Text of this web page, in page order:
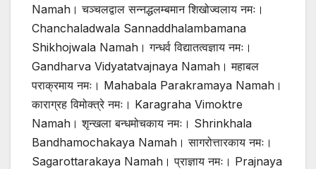
Namah। चञ्चलद्वाल सन्नद्धलम्बमान शिखोज्वलाय नमः।
Chanchaladwala Sannaddhalambamana
Shikhojwala Namah। गन्धर्व विद्यातत्वज्ञाय नमः।
Gandharva Vidyatatvajnaya Namah। महाबल
पराक्रमाय नमः। Mahabala Parakramaya Namah।
काराग्रह विमोक्त्रे नमः। Karagraha Vimoktre
Namah। शृन्खला बन्धमोचकाय नमः। Shrinkhala
Bandhamochakaya Namah। सागरोत्तारकाय नमः।
Sagarottarakaya Namah। प्राज्ञाय नमः। Prajnaya